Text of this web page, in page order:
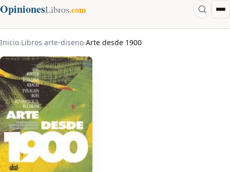
OpinionesLibros.com
Inicio›Libros›arte-diseno›Arte desde 1900